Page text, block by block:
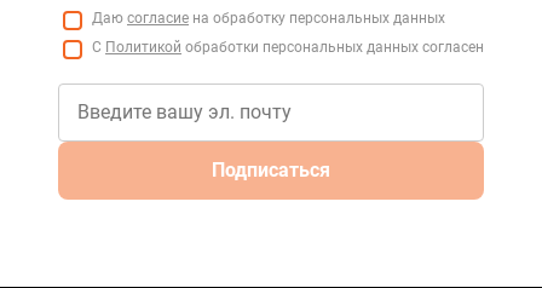
Даю согласие на обработку персональных данных
С Политикой обработки персональных данных согласен
Подписаться